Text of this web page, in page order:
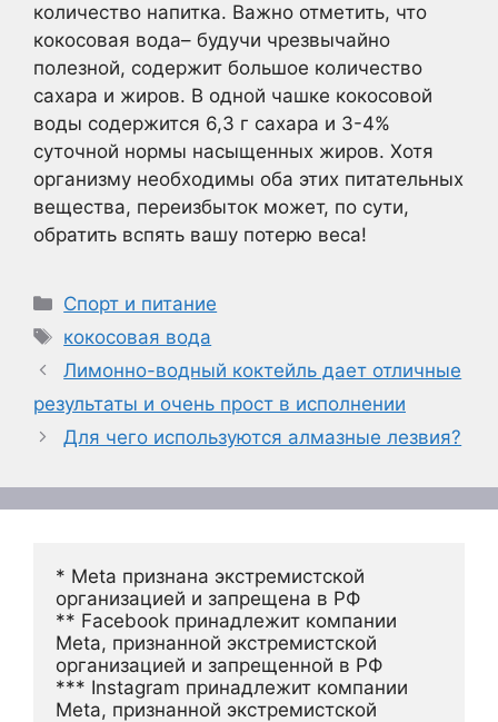
количество напитка. Важно отметить, что
кокосовая вода– будучи чрезвычайно
полезной, содержит большое количество
сахара и жиров. В одной чашке кокосовой
воды содержится 6,3 г сахара и 3-4%
суточной нормы насыщенных жиров. Хотя
организму необходимы оба этих питательных
вещества, переизбыток может, по сути,
обратить вспять вашу потерю веса!
Рубрики
Спорт и питание
Метки
кокосовая вода
Лимонно-водный коктейль дает отличные
результаты и очень прост в исполнении
Для чего используются алмазные лезвия?
* Meta признана экстремистской
организацией и запрещена в РФ
** Facebook принадлежит компании
Meta, признанной экстремистской
организацией и запрещенной в РФ
*** Instagram принадлежит компании
Meta, признанной экстремистской